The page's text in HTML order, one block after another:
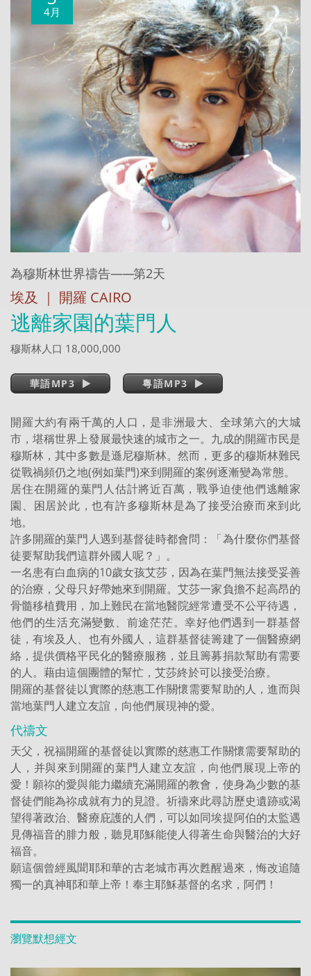
為穆斯林世界禱告——第2天
埃及 ｜ 開羅 CAIRO
逃離家園的葉門人
穆斯林人口 18,000,000
4月
華語MP3 粵語MP3
開羅大約有兩千萬的人口，是非洲最大、全球第六的大城
市，堪稱世界上發展最快速的城市之一。九成的開羅市民是
穆斯林，其中多數是遜尼穆斯林。然而，更多的穆斯林難民
從戰禍頻仍之地(例如葉門)來到開羅的案例逐漸變為常態。
居住在開羅的葉門人估計將近百萬，戰爭迫使他們逃離家
園、困居於此，也有許多穆斯林是為了接受治療而來到此
地。
許多開羅的葉門人遇到基督徒時都會問：「為什麼你們基督
徒要幫助我們這群外國人呢？」。
一名患有白血病的10歲女孩艾莎，因為在葉門無法接受妥善
的治療，父母只好帶她來到開羅。艾莎一家負擔不起高昂的
骨髓移植費用，加上難民在當地醫院經常遭受不公平待遇，
他們的生活充滿變數、前途茫茫。幸好他們遇到一群基督
徒，有埃及人、也有外國人，這群基督徒籌建了一個醫療網
絡，提供價格平民化的醫療服務，並且籌募捐款幫助有需要
的人。藉由這個團體的幫忙，艾莎終於可以接受治療。
開羅的基督徒以實際的慈惠工作關懷需要幫助的人，進而與
當地葉門人建立友誼，向他們展現神的愛。
代禱文
天父，祝福開羅的基督徒以實際的慈惠工作關懷需要幫助的
人，并與來到開羅的葉門人建立友誼，向他們展現上帝的
愛！願祢的愛與能力繼續充滿開羅的教會，使身為少數的基
督徒們能為祢成就有力的見證。祈禱來此尋訪歷史遺跡或渴
望得著政治、醫療庇護的人們，可以如同埃提阿伯的太監遇
見傳福音的腓力般，聽見耶穌能使人得著生命與醫治的大好
福音。
願這個曾經風聞耶和華的古老城市再次甦醒過來，悔改追隨
獨一的真神耶和華上帝！奉主耶穌基督的名求，阿們！
瀏覽默想經文